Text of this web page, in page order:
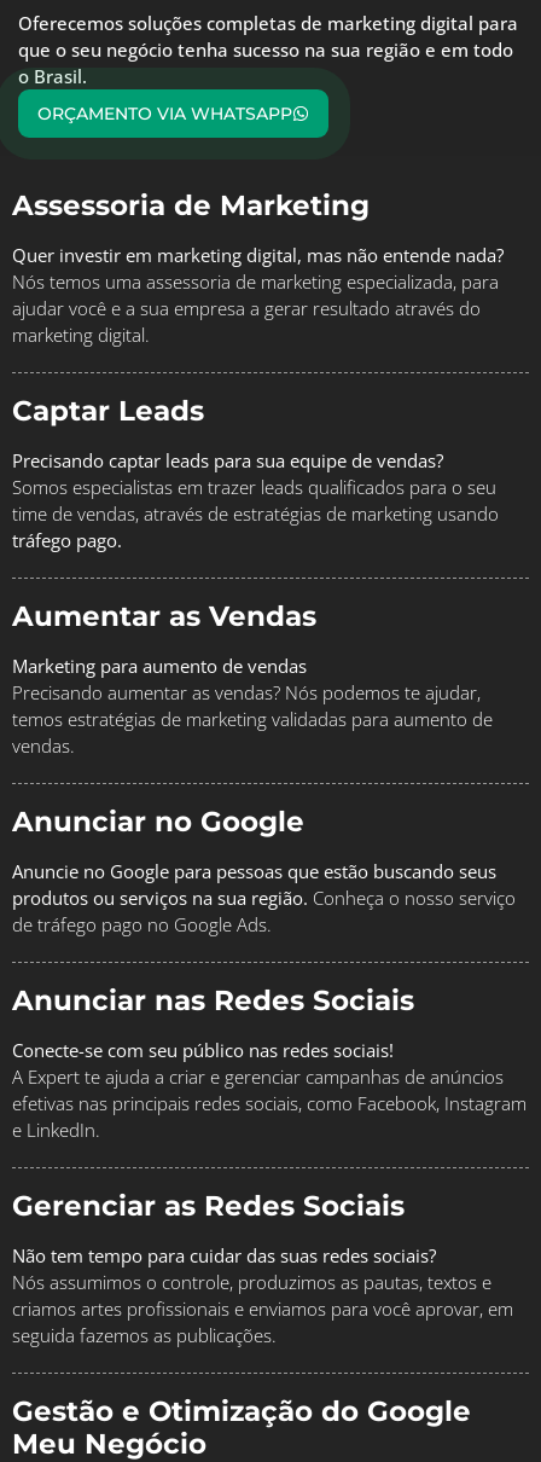
Oferecemos soluções completas de marketing digital para
que o seu negócio tenha sucesso na sua região e em todo
o Brasil.
ORÇAMENTO VIA WHATSAPP
Assessoria de Marketing
Quer investir em marketing digital, mas não entende nada?
Nós temos uma assessoria de marketing especializada, para
ajudar você e a sua empresa a gerar resultado através do
marketing digital.
Captar Leads
Precisando captar leads para sua equipe de vendas?
Somos especialistas em trazer leads qualificados para o seu
time de vendas, através de estratégias de marketing usando
tráfego pago.
Aumentar as Vendas
Marketing para aumento de vendas
Precisando aumentar as vendas? Nós podemos te ajudar,
temos estratégias de marketing validadas para aumento de
vendas.
Anunciar no Google
Anuncie no Google para pessoas que estão buscando seus
produtos ou serviços na sua região. Conheça o nosso serviço
de tráfego pago no Google Ads.
Anunciar nas Redes Sociais
Conecte-se com seu público nas redes sociais!
A Expert te ajuda a criar e gerenciar campanhas de anúncios
efetivas nas principais redes sociais, como Facebook, Instagram
e LinkedIn.
Gerenciar as Redes Sociais
Não tem tempo para cuidar das suas redes sociais?
Nós assumimos o controle, produzimos as pautas, textos e
criamos artes profissionais e enviamos para você aprovar, em
seguida fazemos as publicações.
Gestão e Otimização do Google
Meu Negócio